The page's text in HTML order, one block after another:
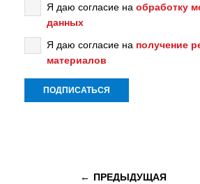
Я даю согласие на обработку
данных
Я даю согласие на получение
материалов
ПРЕДЫДУЩАЯ